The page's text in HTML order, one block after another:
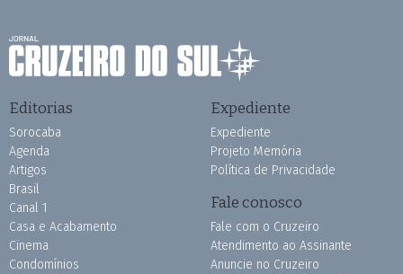
Editorias
Sorocaba
Agenda
Artigos
Brasil
Canal 1
Casa e Acabamento
Cinema
Condomínios
Expediente
Expediente
Projeto Memória
Política de Privacidade
Fale conosco
Fale com o Cruzeiro
Atendimento ao Assinante
Anuncie no Cruzeiro